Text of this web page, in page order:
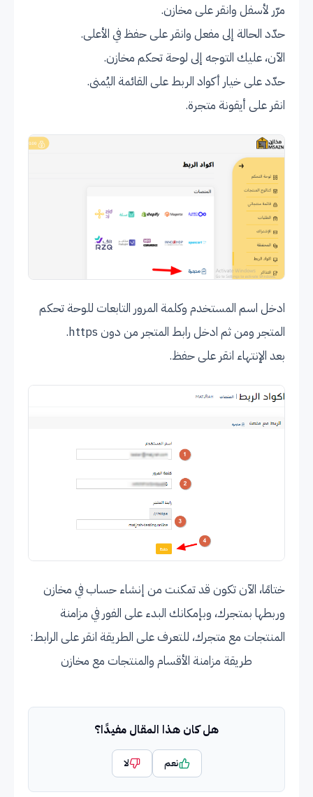
مرّر لأسفل وانقر على مخازن.
حدّد الحالة إلى مفعل وانقر على حفظ في الأعلى.
الآن، عليك التوجه إلى لوحة تحكم مخازن.
حدّد على خيار أكواد الربط على القائمة اليُمنى.
انقر على أيقونة متجرة.
ادخل اسم المستخدم وكلمة المرور التابعات للوحة تحكم
المتجر ومن ثم ادخل رابط المتجر من دون https.
بعد الإنتهاء انقر على حفظ.
ختامًا، الآن تكون قد تمكنت من إنشاء حساب في مخازن
وربطها بمتجرك، وبإمكانك البدء على الفور في مزامنة
المنتجات مع متجرك، للتعرف على الطريقة انقر على الرابط:
طريقة مزامنة الأقسام والمنتجات مع مخازن
هل كان هذا المقال مفيدًا؟
نعم لا